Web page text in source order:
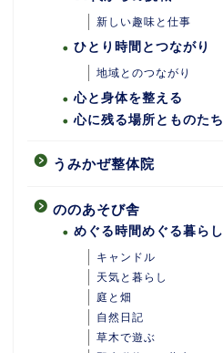
新しい趣味と仕事
ひとり時間とつながり
地域とのつながり
心と身体を整える
心に残る場所とものたち
うみかぜ整体院
ののあそび舎
めぐる時間めぐる暮らし
キャンドル
天気と暮らし
庭と畑
自然日記
草木で遊ぶ